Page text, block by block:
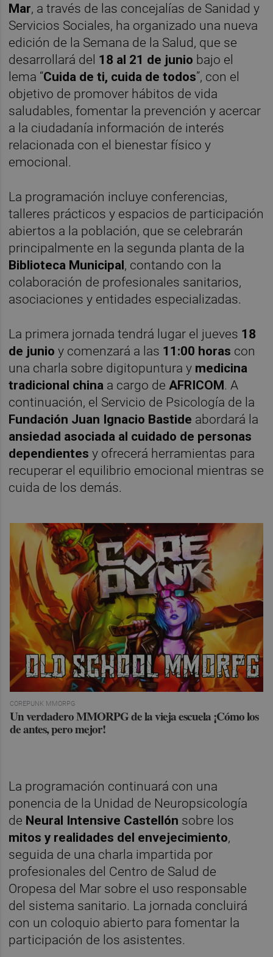
Mar, a través de las concejalías de Sanidad y
Servicios Sociales, ha organizado una nueva
edición de la Semana de la Salud, que se
desarrollará del 18 al 21 de junio bajo el
lema “Cuida de ti, cuida de todos”, con el
objetivo de promover hábitos de vida
saludables, fomentar la prevención y acercar
a la ciudadanía información de interés
relacionada con el bienestar físico y
emocional.
La programación incluye conferencias,
talleres prácticos y espacios de participación
abiertos a la población, que se celebrarán
principalmente en la segunda planta de la
Biblioteca Municipal, contando con la
colaboración de profesionales sanitarios,
asociaciones y entidades especializadas.
La primera jornada tendrá lugar el jueves 18
de junio y comenzará a las 11:00 horas con
una charla sobre digitopuntura y medicina
tradicional china a cargo deAFRICOM. A
continuación, el Servicio de Psicología de la
Fundación Juan Ignacio Bastide abordará la
ansiedad asociada al cuidado de personas
dependientesy ofrecerá herramientas para
recuperar el equilibrio emocional mientras se
cuida de los demás.
COREPUNK MMORPG
Un verdadero MMORPG de la vieja escuela ¡Cómo los
de antes, pero mejor!
La programación continuará con una
ponencia de la Unidad de Neuropsicología
de Neural Intensive Castellón sobre los
mitos y realidades del envejecimiento,
seguida de una charla impartida por
profesionales del Centro de Salud de
Oropesa del Mar sobre el uso responsable
del sistema sanitario. La jornada concluirá
con un coloquio abierto para fomentar la
participación de los asistentes.